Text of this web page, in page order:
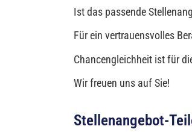
Ist das passende
Für ein vertrauensvolles
Chancengleichheit ist für
Wir freuen uns auf Sie!
Stellenangebot-